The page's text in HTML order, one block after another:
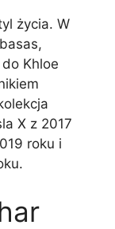
życia. W
Khloe
X z 2017
roku i